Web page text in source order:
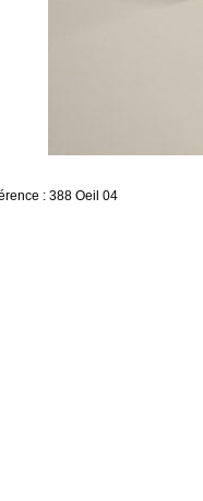
: 388 Oeil 04